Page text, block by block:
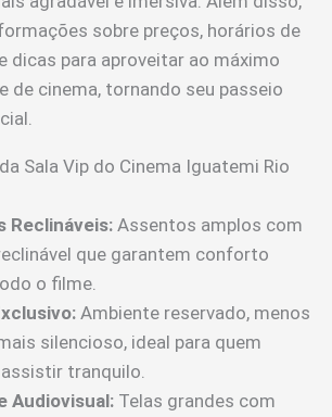
sobre preços, horários de
dicas para aproveitar ao máximo
de cinema, tornando seu passeio
Sala Vip do Cinema Iguatemi Rio
Reclináveis: Assentos amplos com
que garantem conforto
o filme.
Ambiente reservado, menos
silencioso, ideal para quem
tranquilo.
Audiovisual: Telas grandes com